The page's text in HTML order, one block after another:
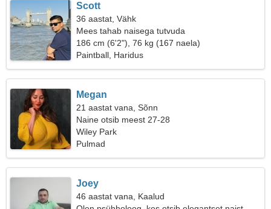
Scott
36 aastat, Vähk
Mees tahab naisega tutvuda
186 cm (6'2"), 76 kg (167 naela)
Paintball, Haridus
Megan
21 aastat vana, Sõnn
Naine otsib meest 27-28
Wiley Park
Pulmad
Joey
46 aastat vana, Kaalud